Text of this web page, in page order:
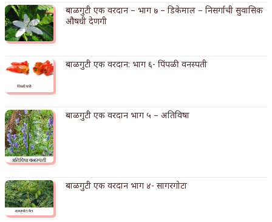
अष्टपैलू : खंडू रांगणेकर
बुडीच खटलं – संयुक्त कुटुंब का गरजेचं?
बाळगुटी एक वरदान – भाग ७ – डिकेमाल – निसर्गाची सुवासिक
औषधी देणगी
बाळगुटी एक वरदान: भाग ६- पिंपळी वनस्पती
बाळगुटी एक वरदान भाग ५ – अतिविषा
बाळगुटी एक वरदान भाग ४- सागरगोटा